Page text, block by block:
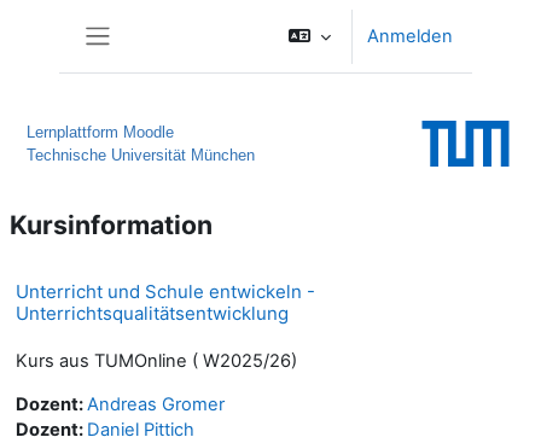
Anmelden
Lernplattform Moodle
Technische Universität München
Kursinformation
Unterricht und Schule entwickeln -
Unterrichtsqualitätsentwicklung
Kurs aus TUMOnline ( W2025/26)
Dozent:Andreas Gromer
Dozent: Daniel Pittich